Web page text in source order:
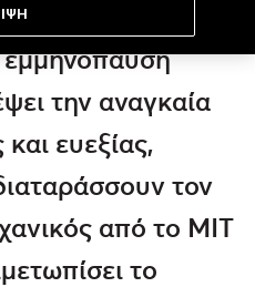
εντούτοις για
εμμηνόπαυση
την αναγκαία
ευεξίας,
τον
από το ΜΙΤ
το